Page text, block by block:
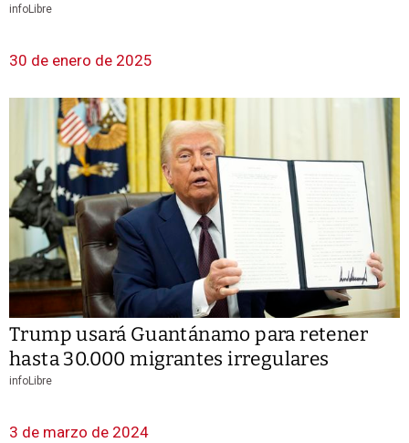
infoLibre
30 de enero de 2025
Trump usará Guantánamo para retener
hasta 30.000 migrantes irregulares
infoLibre
3 de marzo de 2024